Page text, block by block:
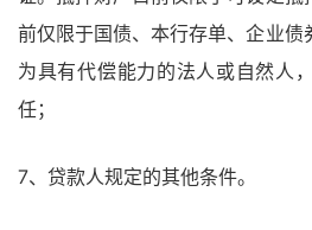
前仅限于国债、本行存单、企业债
为具有代偿能力的法人或自然人
任；
7、贷款人规定的其他条件。